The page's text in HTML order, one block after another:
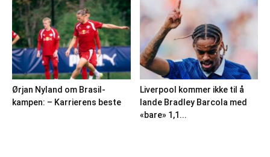
Ørjan Nyland om Brasil-
kampen: – Karrierens beste
Liverpool kommer ikke til å
lande Bradley Barcola med
«bare» 1,1...